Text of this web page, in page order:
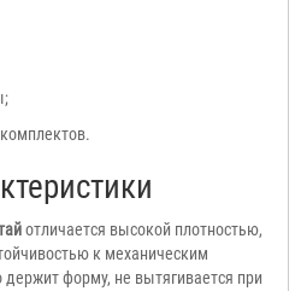
отличается высокой плотностью,
к механическим
форму, не вытягивается при